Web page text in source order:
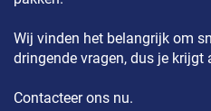
Wij vinden het belangrijk om
dringende vragen, dus je
Contacteer ons nu.